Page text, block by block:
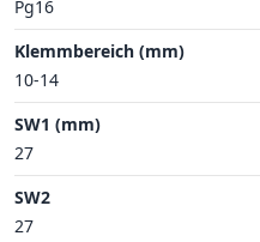
Pg16
Klemmbereich (mm)
10-14
SW1 (mm)
27
SW2
27